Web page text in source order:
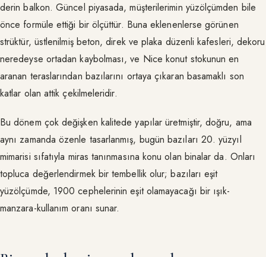
derin balkon. Güncel piyasada, müşterilerimin yüzölçümden bile
önce formüle ettiği bir ölçüttür. Buna eklenenlerse görünen
strüktür, üstlenilmiş beton, direk ve plaka düzenli kafesleri, dekoru
neredeyse ortadan kaybolması, ve Nice konut stokunun en
aranan teraslarından bazılarını ortaya çıkaran basamaklı son
katlar olan attik çekilmeleridir.
Bu dönem çok değişken kalitede yapılar üretmiştir, doğru, ama
aynı zamanda özenle tasarlanmış, bugün bazıları 20. yüzyıl
mimarisi sıfatıyla miras tanınmasına konu olan binalar da. Onları
topluca değerlendirmek bir tembellik olur; bazıları eşit
yüzölçümde, 1900 cephelerinin eşit olamayacağı bir ışık-
manzara-kullanım oranı sunar.